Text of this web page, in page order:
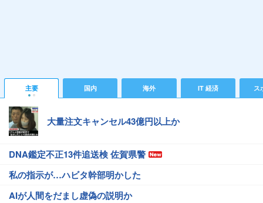
主要 国内 海外 IT 経済 ス
大量注文キャンセル43億円以上か
DNA鑑定不正13件追送検 佐賀県警
私の指示が…ハビタ幹部明かした
AIが人間をだまし虚偽の説明か